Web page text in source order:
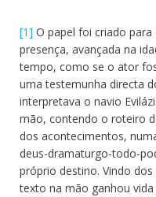
[1] O papel foi criado
presença, avançada na
tempo, como se o ator
uma testemunha directa
interpretava o navio
mão, contendo o roteiro
dos acontecimentos,
deus-dramaturgo-todo-
próprio destino. Vindo
texto na mão ganhou